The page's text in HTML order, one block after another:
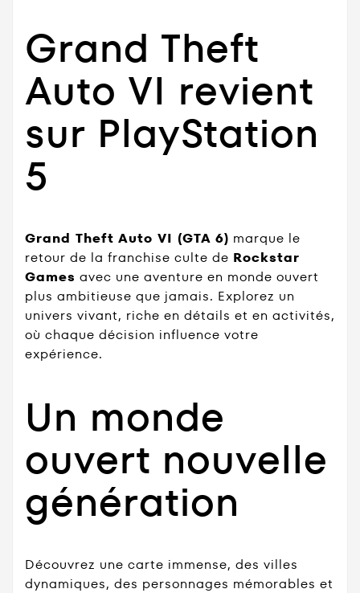
Grand Theft
Auto VI revient
sur PlayStation
5
Grand Theft Auto VI (GTA 6) marque le
retour de la franchise culte de Rockstar
Games avec une aventure en monde ouvert
plus ambitieuse que jamais. Explorez un
univers vivant, riche en détails et en activités,
où chaque décision influence votre
expérience.
Un monde
ouvert nouvelle
génération
Découvrez une carte immense, des villes
dynamiques, des personnages mémorables et